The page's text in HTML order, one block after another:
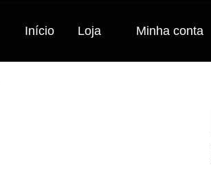
Início Loja Minha conta